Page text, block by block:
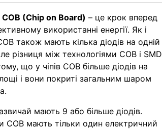
COB (Chip on Board) – це крок вперед
використанні енергії. Як і
також мають кілька діодів на одній
різниця між технологіями COB і SMD
що у чіпів COB більше діодів на
і вони покриті загальним шаром
мають 9 або більше діодів.
COB мають тільки один електричний